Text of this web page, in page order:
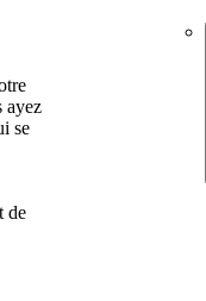
ayez
se
de